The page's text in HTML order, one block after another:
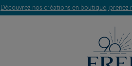
Découvrez nos créations en boutique, prenez